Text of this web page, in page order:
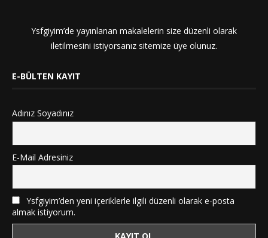
Ysfgiyim’de yayınlanan makalelerin size düzenli olarak
iletilmesini istiyorsanız sitemize üye olunuz.
E-BÜLTEN KAYIT
Adınız Soyadınız
E-Mail Adresiniz
Ysfgiyim’den yeni içeriklerle ilgili düzenli olarak e-posta
almak istiyorum.